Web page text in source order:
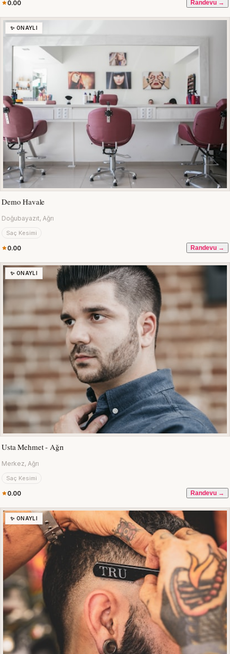
0.00 Randevu →
✨ ONAYLI
Demo Havale
Doğubayazıt, Ağrı
Saç Kesimi
0.00 Randevu →
✨ ONAYLI
Usta Mehmet - Ağrı
Merkez, Ağrı
Saç Kesimi
0.00 Randevu →
✨ ONAYLI